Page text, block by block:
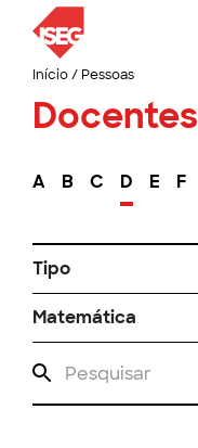
Início/ Pessoas
Docentes
A B C D E F
Tipo
Matemática